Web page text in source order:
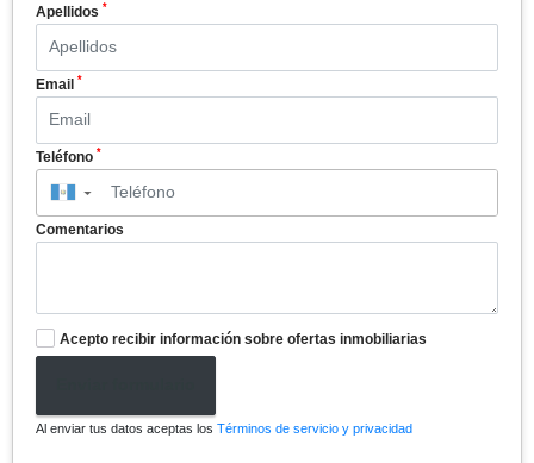
Apellidos *
Email *
Teléfono *
▼
Comentarios
Acepto recibir información sobre ofertas inmobiliarias
Al enviar tus datos aceptas los Términos de servicio y privacidad